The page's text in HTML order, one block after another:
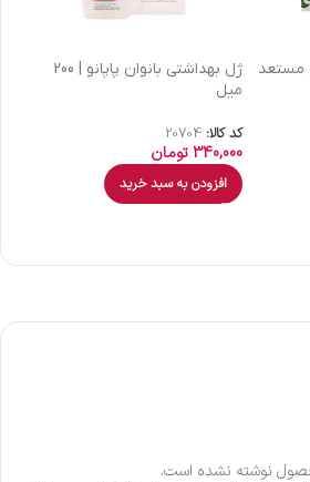
مستعد
ژل بهداشتی بانوان پاپانو | 200
میل
کد کالا: 20704
340,000تومان
افزودن به سبد خرید
نوشته نشده است.